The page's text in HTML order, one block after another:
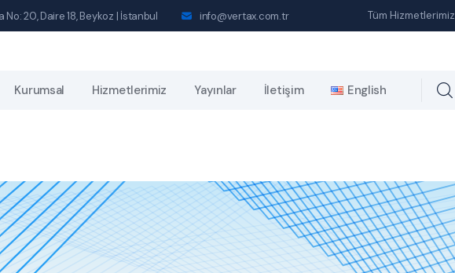
No: 20, Daire 18, Beykoz | İstanbul info@vertax.com.tr Tüm Hizmetlerimiz
Kurumsal Hizmetlerimiz Yayınlar İletişim English